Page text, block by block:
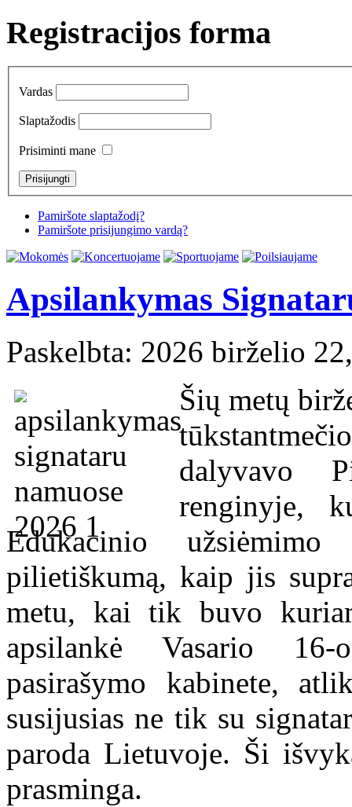
Registracijos forma
Vardas
Slaptažodis
Prisiminti mane
Pamiršote slaptažodį?
Pamiršote prisijungimo vardą?
Apsilankymas
Paskelbta: 2026 birželio
Šių metų
dalyvavo
renginyje,
Edukacinio
pilietiškumą, kaip jis
metu, kai tik buvo
apsilankė Vasario 16-
pasirašymo kabinete,
susijusias ne tik su
paroda Lietuvoje. Ši
prasminga.